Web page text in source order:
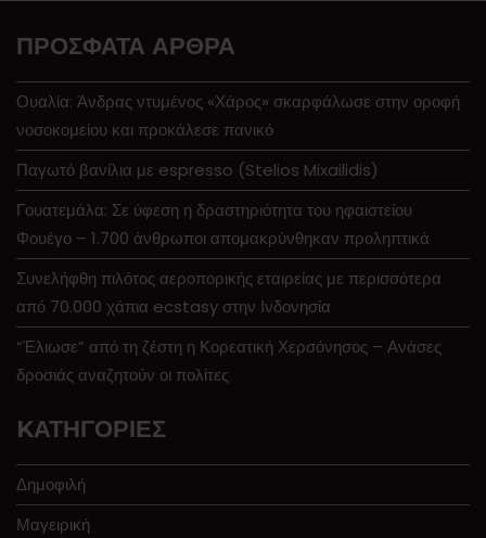
ΠΡΌΣΦΑΤΑ ΆΡΘΡΑ
Ουαλία: Άνδρας ντυμένος «Χάρος» σκαρφάλωσε στην οροφή
νοσοκομείου και προκάλεσε πανικό
Παγωτό βανίλια με espresso (Stelios Mixailidis)
Γουατεμάλα: Σε ύφεση η δραστηριότητα του ηφαιστείου
Φουέγο – 1.700 άνθρωποι απομακρύνθηκαν προληπτικά
Συνελήφθη πιλότος αεροπορικής εταιρείας με περισσότερα
από 70.000 χάπια ecstasy στην Ινδονησία
“Έλιωσε” από τη ζέστη η Κορεατική Χερσόνησος – Ανάσες
δροσιάς αναζητούν οι πολίτες
KΑΤΗΓΟΡΊΕΣ
Δημοφιλή
Μαγειρική